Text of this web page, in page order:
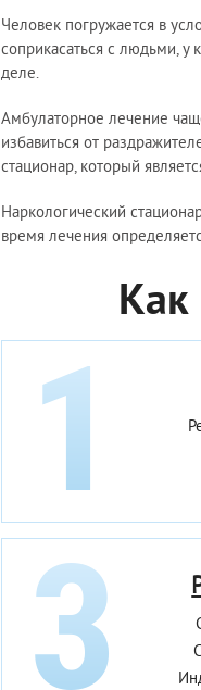
Человек погружается в
соприкасаться с людьми, у
деле.
Амбулаторное лечение
избавиться от
стационар, который
Наркологический
время лечения
Как